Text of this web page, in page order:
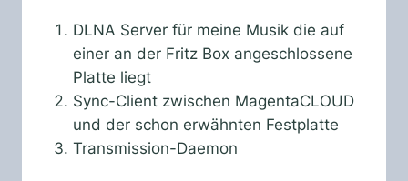
DLNA Server für meine Musik die auf
einer an der Fritz Box angeschlossene
Platte liegt
Sync-Client zwischen MagentaCLOUD
und der schon erwähnten Festplatte
Transmission-Daemon